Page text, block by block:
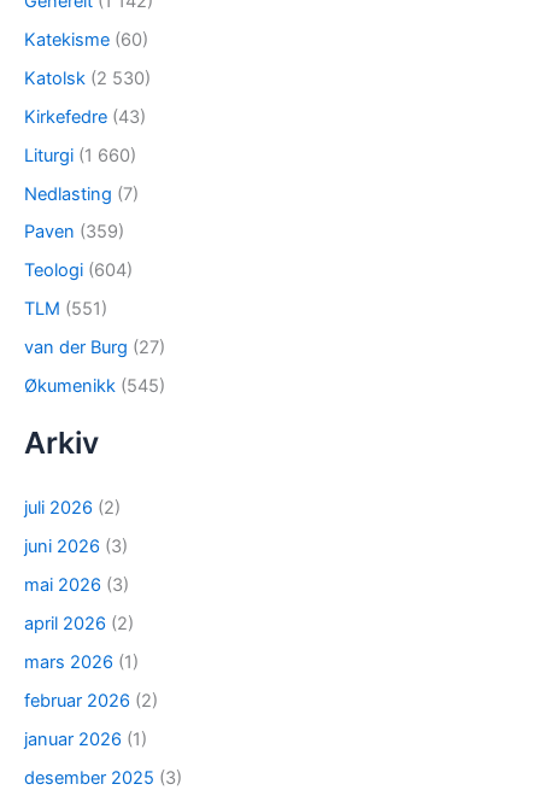
Katekisme (60)
Katolsk (2 530)
Kirkefedre (43)
Liturgi (1 660)
Nedlasting (7)
Paven (359)
Teologi (604)
TLM (551)
van der Burg (27)
Økumenikk (545)
Arkiv
juli 2026 (2)
juni 2026 (3)
mai 2026 (3)
april 2026 (2)
mars 2026 (1)
februar 2026 (2)
januar 2026 (1)
desember 2025 (3)